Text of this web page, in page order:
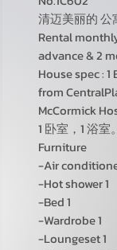
清迈美丽的 公
Rental
advance & 2
House spec :
from
McCormick
1 卧室，1 浴室
Furniture
-Air
-Hot shower 1
-Bed 1
-Wardrobe 1
-Loungeset 1